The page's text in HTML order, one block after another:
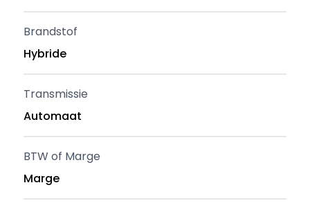
Brandstof
Hybride
Transmissie
Automaat
BTW of Marge
Marge